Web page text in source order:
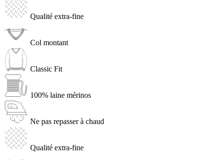
Qualité extra-fine
Col montant
Classic Fit
100% laine mérinos
Ne pas repasser à chaud
Qualité extra-fine